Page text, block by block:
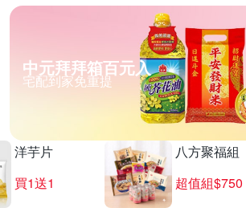
中元拜拜箱百元入
宅配到家免重提
洋芋片
買1送1
八方聚福組
超值組$750